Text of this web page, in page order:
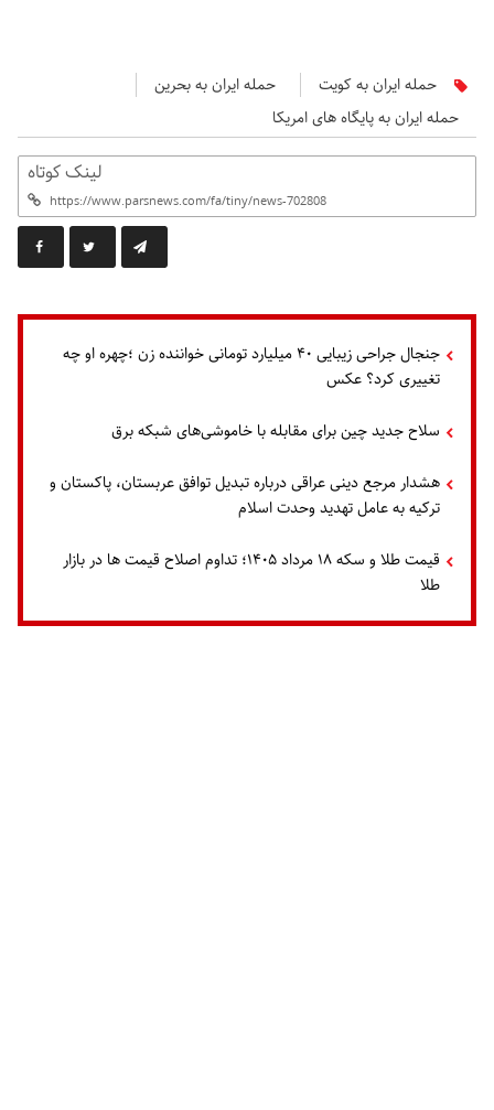
حمله ایران به کویت
حمله ایران به بحرین
حمله ایران به پایگاه های امریکا
لینک کوتاه
جنجال جراحی زیبایی ۴۰ میلیارد تومانی خواننده زن ؛چهره او چه
تغییری کرد؟ عکس
سلاح جدید چین برای مقابله با خاموشی‌های شبکه برق
هشدار مرجع دینی عراقی درباره تبدیل توافق عربستان، پاکستان و
ترکیه به عامل تهدید وحدت اسلام
قیمت طلا و سکه ۱۸ مرداد ۱۴۰۵؛ تداوم اصلاح قیمت ها در بازار
طلا